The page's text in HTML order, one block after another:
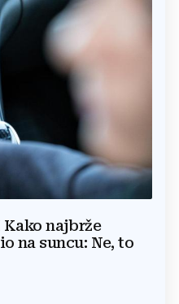
Kako najbrže
na suncu: Ne, to